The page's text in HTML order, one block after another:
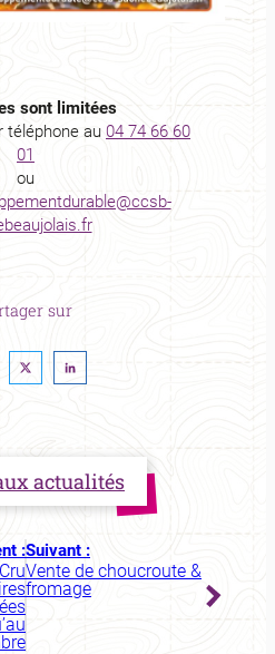
sont limitées
téléphone au 04 74 66 60
01
ou
sur
actualités
:Suivant :
Vente de choucroute &
fromage